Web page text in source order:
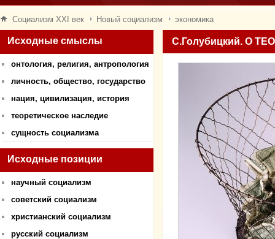
Социализм XXI век Новый социализм экономика
Исходные смыслы
онтология, религия, антропология
личность, общество, государство
нация, цивилизация, история
теоретическое наследие
сущность социализма
Исходные позиции
научный социализм
советский социализм
христианский социализм
русский социализм
С.Голубицкий. О